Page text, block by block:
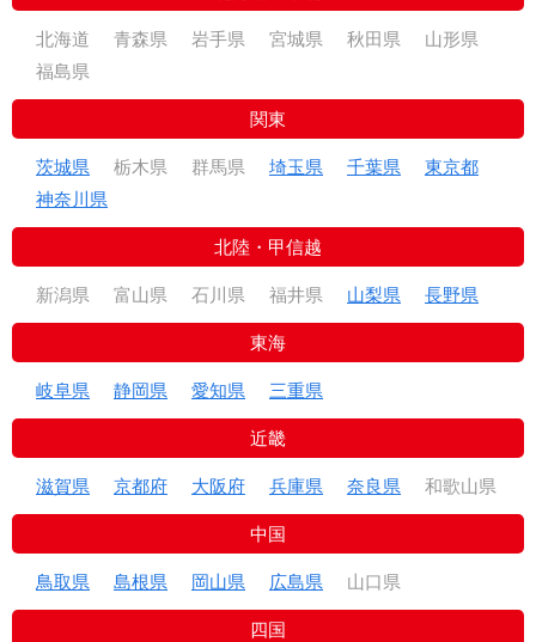
北海道 青森県 岩手県 宮城県 秋田県
山形県
福島県
関東
茨城県 栃木県 群馬県 埼玉県 千葉県
東京都
神奈川県
北陸・甲信越
新潟県 富山県 石川県 福井県 山梨県 長野県
東海
岐阜県 静岡県 愛知県 三重県
近畿
滋賀県 京都府 大阪府 兵庫県 奈良県 和歌山県
中国
鳥取県 島根県 岡山県 広島県 山口県
四国